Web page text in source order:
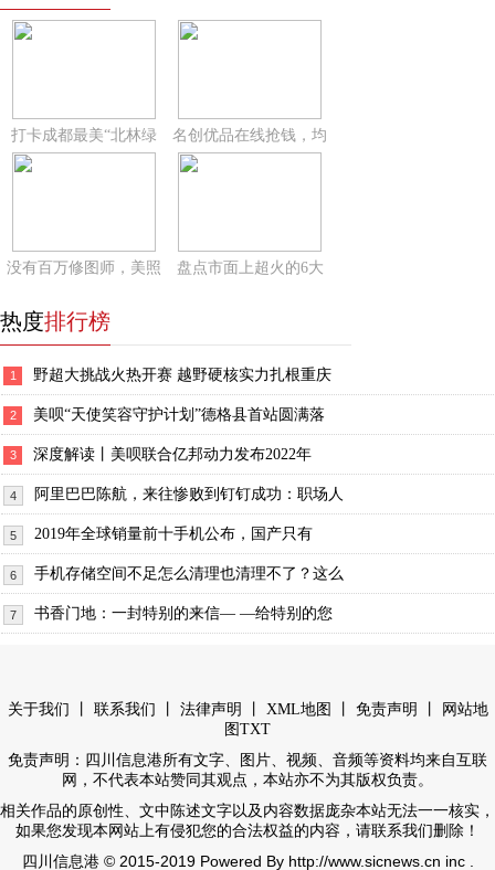
打卡成都最美“北林绿 名创优品在线抢钱，均
没有百万修图师，美照 盘点市面上超火的6大
热度排行榜
1 野超大挑战火热开赛 越野硬核实力扎根重庆
2 美呗“天使笑容守护计划”德格县首站圆满落
3 深度解读丨美呗联合亿邦动力发布2022年
4 阿里巴巴陈航，来往惨败到钉钉成功：职场人
5 2019年全球销量前十手机公布，国产只有
6 手机存储空间不足怎么清理也清理不了？这么
7 书香门地：一封特别的来信— —给特别的您
关于我们 联系我们 法律声明 XML地图 免责声明
网站地
图 TXT
免责声明：四川信息港所有文字、图片、视频、音频等资料均来自互联
网，不代表本站赞同其观点，本站亦不为其版权负责。
相关作品的原创性、文中陈述文字以及内容数据庞杂本站无法一一核实，
如果您发现本网站上有侵犯您的合法权益的内容，请联系我们删除！
四川信息港© 2015-2019 Powered By http://www.sicnews.cn inc .